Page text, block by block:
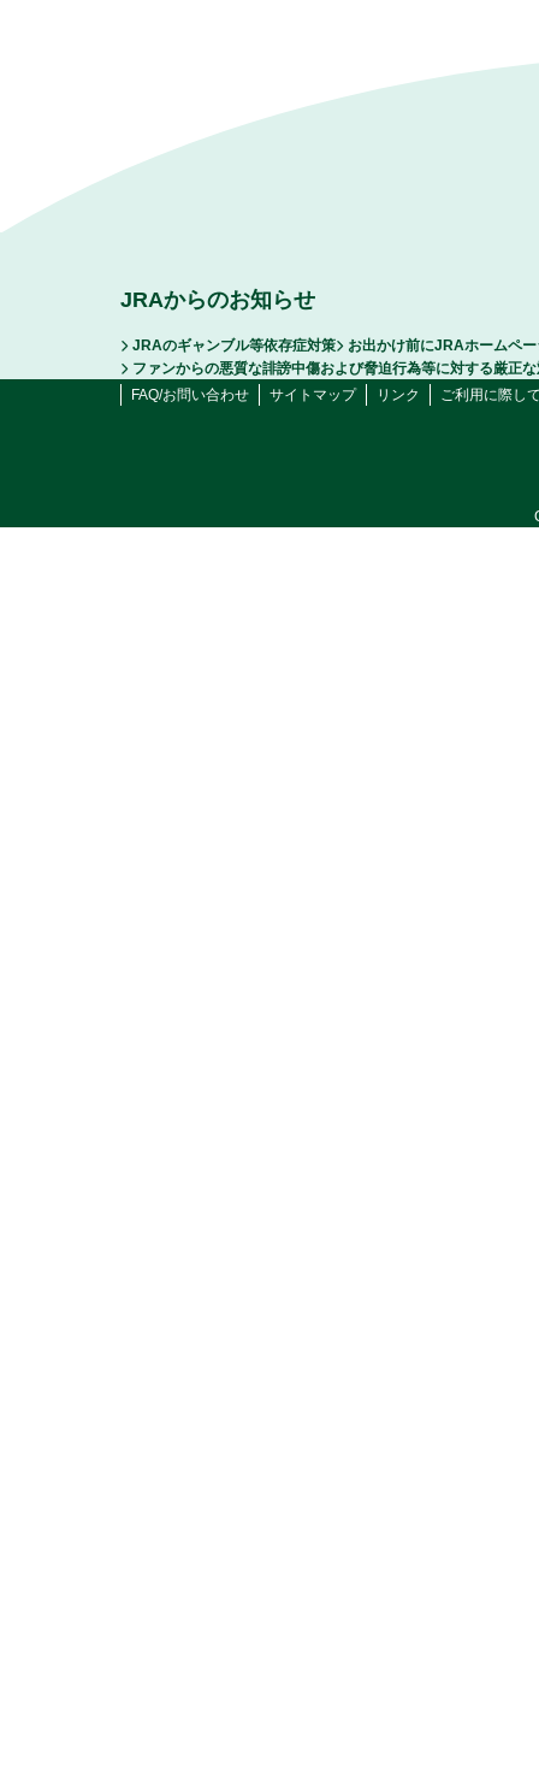
JRAからのお知らせ
JRAのギャンブル等依存症対策
お出かけ前にJRAホームペ
ファンからの悪質な誹謗中傷および脅迫行為等に対する厳正
FAQ/お問い合わせ
サイトマップ リンク ご利用に際し